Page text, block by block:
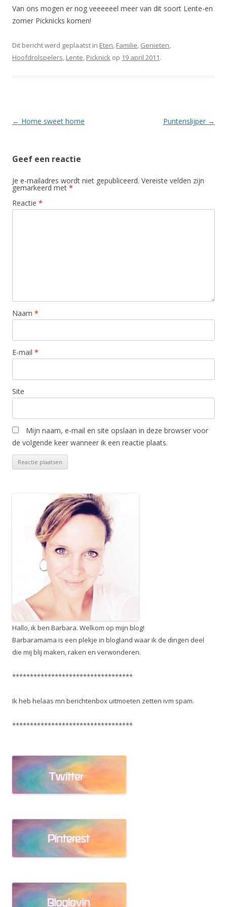
Van ons mogen er nog veeeeeel meer van dit soort Lente-en
zomer Picknicks komen!
Dit bericht werd geplaatst in Eten, Familie, Genieten,
Hoofdrolspelers, Lente, Picknick op 19 april 2011.
Berichtnavigatie
← Home sweet home Puntenslijper →
Geef een reactie
Je e-mailadres wordt niet gepubliceerd. Vereiste velden zijn
gemarkeerd met *
Reactie *
Naam *
E-mail *
Site
Mijn naam, e-mail en site opslaan in deze browser voor
de volgende keer wanneer ik een reactie plaats.
Hallo, ik ben Barbara. Welkom op mijn blog!
Barbaramama is een plekje in blogland waar ik de dingen deel
die mij blij maken, raken en verwonderen.
**********************************
Ik heb helaas mn berichtenbox uitmoeten zetten ivm spam.
**********************************